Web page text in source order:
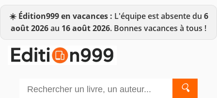
☀️ Édition999 en vacances : L'équipe est absente du 6
août 2026au 16 août 2026. Bonnes vacances à tous !
🔍